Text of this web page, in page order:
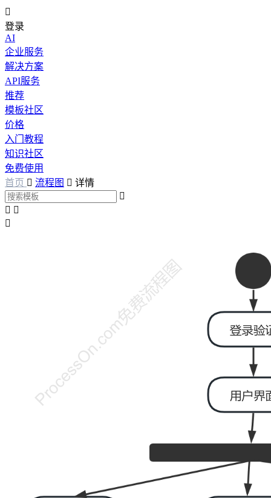

登录
AI
企业服务
解决方案
API服务
推荐
模板社区
价格
入门教程
知识社区
免费使用
首页  流程图  详情

 
